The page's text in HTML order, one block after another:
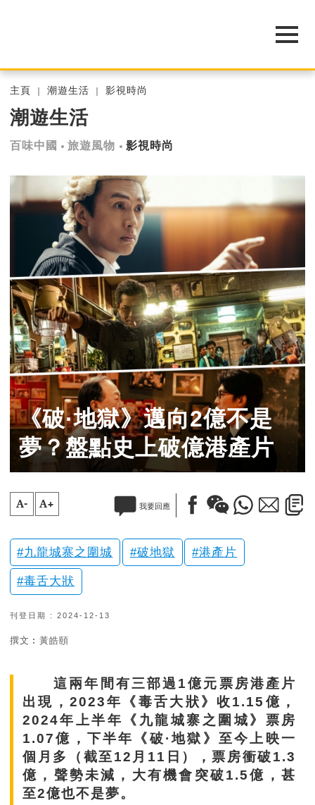
主頁 潮遊生活 影視時尚
潮遊生活
百味中國 旅遊風物 影視時尚
《破·地獄》邁向2億不是
夢？盤點史上破億港產片
A- A+ 我要回應
九龍城寨之圍城 破地獄 港產片
毒舌大狀
刊登日期 : 2024-12-13
撰文︰黃皓頤
這兩年間有三部過1億元票房港產片
出現，2023年《毒舌大狀》收1.15億，
2024年上半年《九龍城寨之圍城》票房
1.07億，下半年《破·地獄》至今上映一
個月多（截至12月11日），票房衝破1.3
億，聲勢未減，大有機會突破1.5億，甚
至2億也不是夢。